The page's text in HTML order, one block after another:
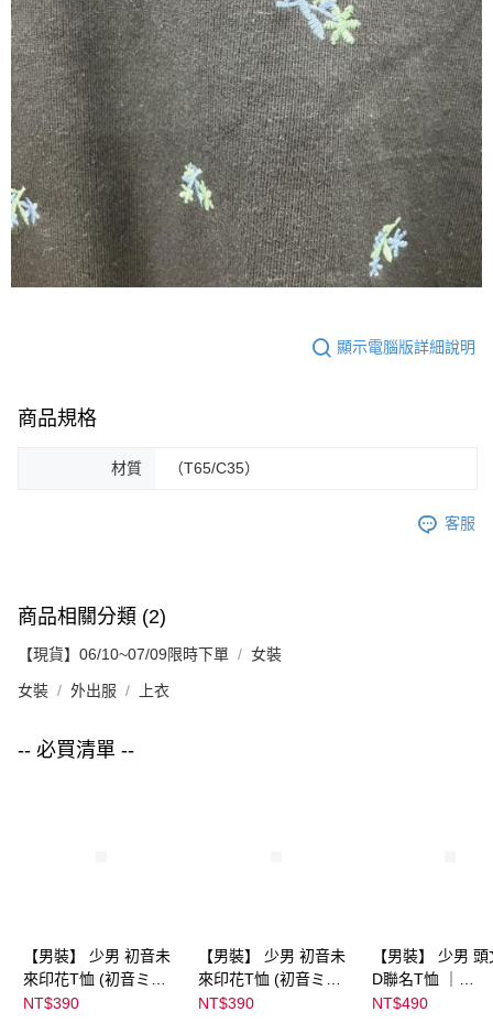
顯示電腦版詳細說明
商品規格
材質 （T65/C35）
客服
商品相關分類 (2)
【現貨】06/10~07/09限時下單 女裝
女裝 外出服 上衣
-- 必買清單 --
【男裝】 少男 初音未
來印花T恤 (初音ミク)
｜
NT$390
【男裝】 少男 初音未
來印花T恤 (初音ミク)
｜
NT$390
【男裝】 少男
D聯名T恤 ｜
NT$490